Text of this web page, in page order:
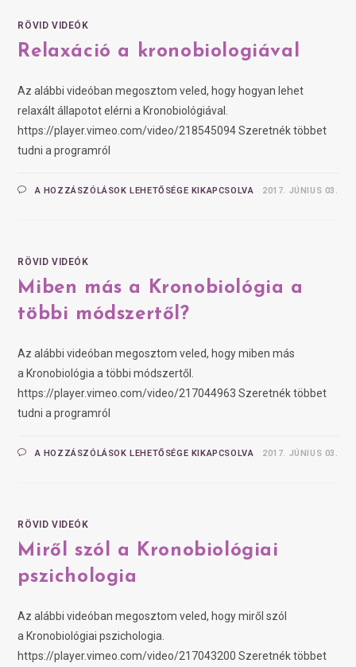
RÖVID VIDEÓK
Relaxáció a kronobiologiával
Az alábbi videóban megosztom veled, hogy hogyan lehet
relaxált állapotot elérni a Kronobiológiával.
https://player.vimeo.com/video/218545094 Szeretnék többet
tudni a programról
A HOZZÁSZÓLÁSOK LEHETŐSÉGE KIKAPCSOLVA 2017. JÚNIUS 03.
RÖVID VIDEÓK
Miben más a Kronobiológia a
többi módszertől?
Az alábbi videóban megosztom veled, hogy miben más
a Kronobiológia a többi módszertől.
https://player.vimeo.com/video/217044963 Szeretnék többet
tudni a programról
A HOZZÁSZÓLÁSOK LEHETŐSÉGE KIKAPCSOLVA 2017. JÚNIUS 03.
RÖVID VIDEÓK
Miről szól a Kronobiológiai
pszichologia
Az alábbi videóban megosztom veled, hogy miről szól
a Kronobiológiai pszichologia.
https://player.vimeo.com/video/217043200 Szeretnék többet